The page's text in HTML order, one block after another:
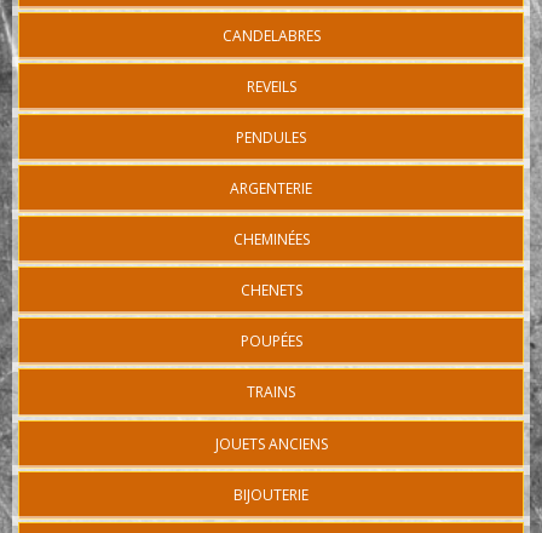
CANDELABRES
REVEILS
PENDULES
ARGENTERIE
CHEMINÉES
CHENETS
POUPÉES
TRAINS
JOUETS ANCIENS
BIJOUTERIE